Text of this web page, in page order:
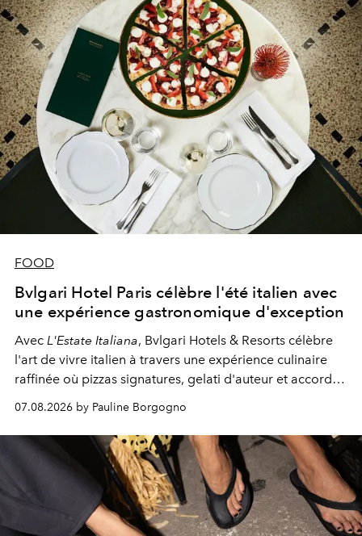
FOOD
Bvlgari Hotel Paris célèbre l'été italien avec
une expérience gastronomique d'exception
Avec L'Estate Italiana, Bvlgari Hotels & Resorts célèbre
l'art de vivre italien à travers une expérience culinaire
raffinée où pizzas signatures, gelati d'auteur et accords
07.08.2026 by Pauline Borgogno